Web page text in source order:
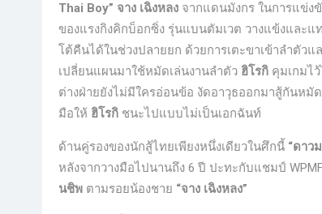
Thai Boy” จาง เฉิงหลง จากแดนมังกร ในการแข่ง
ของแรงกิงคิกบ็อกซิ่ง รุ่นแบนตัมเวต วางแข้งและ
โต้คืนได้ในช่วงปลายยก ด้วยการเตะขาเข้าลำตัวแ
เปลี่ยนแผนมาใช้หมัดเล่นงานลำตัว ฮิโรกิ คุมเกมไ
ต่างฝ่ายยังไม่มีใครอ่อนข้อ งัดอาวุธออกมาสู้กันห
มือให้ ฮิโรกิ ชนะไปแบบไม่เป็นเอกฉันท์
ด้านคู่รองของนักสู้ไทยเพียงหนึ่งเดียวในศึกนี้ “ดาว
หลังจากวางมือไปนานถึง 6 ปี ปะทะกับแชมป์
นชิพ ตามรอยน้องชาย “จาง เฉิงหลง”